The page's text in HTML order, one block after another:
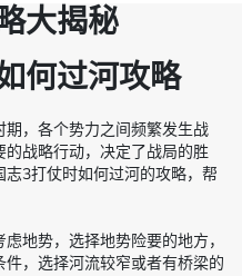
大揭秘
何过河攻略
，各个势力之间频繁发生战
战略行动，决定了战局的胜
3打仗时如何过河的攻略，帮
地势，选择地势险要的地方，
，选择河流较窄或者有桥梁的